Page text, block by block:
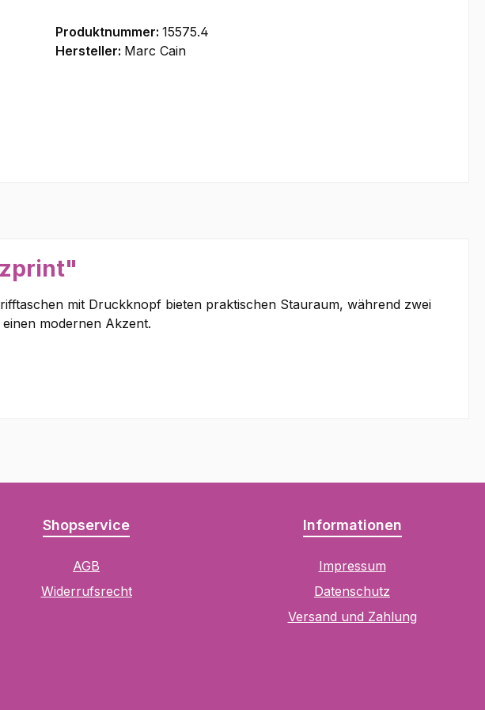
Produktnummer: 15575.4
Hersteller: Marc Cain
mit Druckknopf bieten praktischen Stauraum, während zwei
modernen Akzent.
Shopservice
AGB
Widerrufsrecht
Informationen
Impressum
Datenschutz
Versand und Zahlung